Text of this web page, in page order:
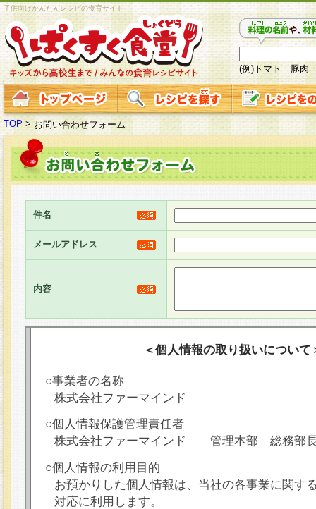
子供向けかんたんレシピの食育サイト
(例)トマト 豚肉
TOP > お問い合わせフォーム
件名
メールアドレス
内容
＜個人情報の取り扱いについて
○事業者の名称
株式会社ファーマインド
○個人情報保護管理責任者
株式会社ファーマインド 管理本部 総務部
○個人情報の利用目的
お預かりした個人情報は、当社の各事業に関す
対応に利用します。